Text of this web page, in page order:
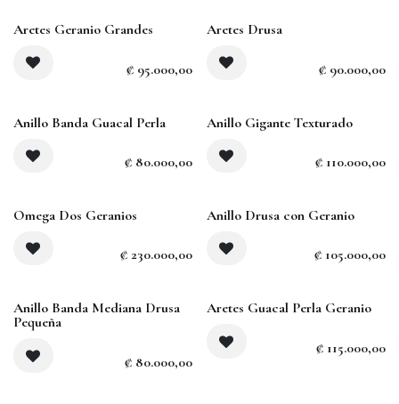
Aretes Geranio Grandes
₡ 95.000,00 Agotado
Aretes Drusa
₡ 90.000,00
Anillo Banda Guacal Perla
₡ 80.000,00
Anillo Gigante Texturado
₡ 110.000,00
Agotado
Omega Dos Geranios
₡ 230.000,00
Anillo Drusa con Geranio
₡ 105.000,00
Agotado
Anillo Banda Mediana Drusa
Pequeña
₡ 80.000,00
Aretes Guacal Perla Geranio
₡ 115.000,00